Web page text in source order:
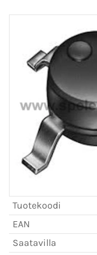
Tuotekoodi
EAN
Saatavilla